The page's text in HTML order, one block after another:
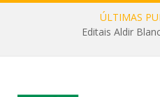
ÚLTIMAS
Editais Aldir